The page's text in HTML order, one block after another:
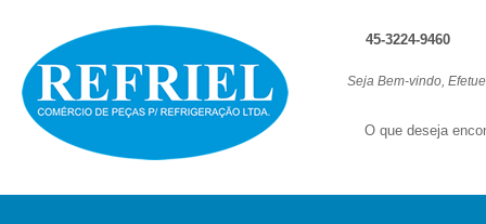
Seja Bem-vindo,
45-3224-9460